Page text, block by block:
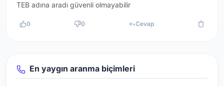
TEB adına aradı güvenli olmayabilir
0 0 Cevap
En yaygın aranma biçimleri